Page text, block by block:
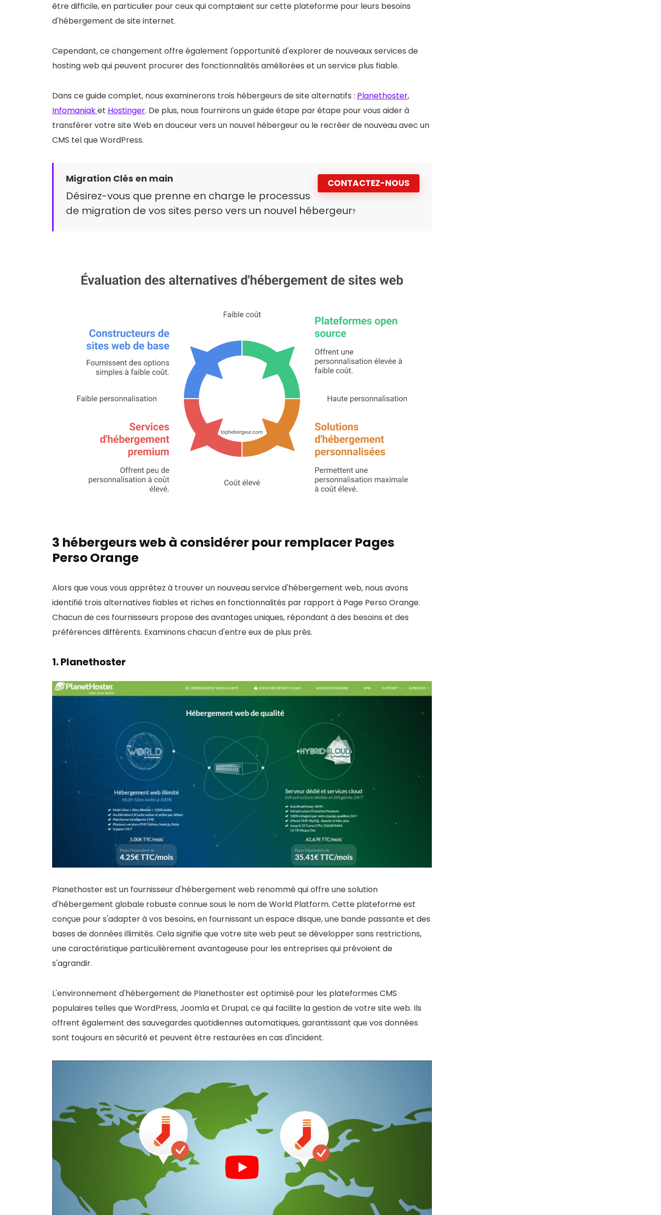
être difficile, en particulier pour ceux qui comptaient sur cette plateforme pour leurs besoins
d'hébergement de site internet.
Cependant, ce changement offre également l'opportunité d'explorer de nouveaux services de
hosting web qui peuvent procurer des fonctionnalités améliorées et un service plus fiable.
Dans ce guide complet, nous examinerons trois hébergeurs de site alternatifs : Planethoster,
Infomaniaket Hostinger. De plus, nous fournirons un guide étape par étape pour vous aider à
transférer votre site Web en douceur vers un nouvel hébergeur ou le recréer de nouveau avec un
CMS tel que WordPress.
CONTACTEZ-NOUS
Migration Clés en main
Désirez-vous que prenne en charge le processus
de migration de vos sites perso vers un nouvel hébergeur?
3 hébergeurs web à considérer pour remplacer Pages
Perso Orange
Alors que vous vous apprêtez à trouver un nouveau service d'hébergement web, nous avons
identifié trois alternatives fiables et riches en fonctionnalités par rapport à Page Perso Orange.
Chacun de ces fournisseurs propose des avantages uniques, répondant à des besoins et des
préférences différents. Examinons chacun d'entre eux de plus près.
1.Planethoster
Planethoster est un fournisseur d'hébergement web renommé qui offre une solution
d'hébergement globale robuste connue sous le nom de World Platform. Cette plateforme est
conçue pour s'adapter à vos besoins, en fournissant un espace disque, une bande passante et des
bases de données illimités. Cela signifie que votre site web peut se développer sans restrictions,
une caractéristique particulièrement avantageuse pour les entreprises qui prévoient de
s'agrandir.
L'environnement d'hébergement de Planethoster est optimisé pour les plateformes CMS
populaires telles que WordPress, Joomla et Drupal, ce qui facilite la gestion de votre site web. Ils
offrent également des sauvegardes quotidiennes automatiques, garantissant que vos données
sont toujours en sécurité et peuvent être restaurées en cas d'incident.